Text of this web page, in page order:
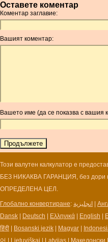
AMD
ANC
ANG
AOA
AUR
AWG
BAM
BBD
BCH
BCN
BDT
BGN
Оставете коментар
Коментар заглавие:
Вашият коментар:
Вашето име (да се показва с вашия
Този валутен калкулатор е
БЕЗ НИКАКВА ГАРАНЦИЯ, без дори
ОПРЕДЕЛЕНА ЦЕЛ.
Глобално конвертиране: انجليزية |
Dansk | Deutsch | Ελληνικά | English |
हिंदी | Bosanski jezik | Magyar |
어 | Lietuviškai | Latvijas | Македонски |